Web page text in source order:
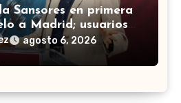
Sansores en primera
a Madrid; usuarios
austeridad
agosto 6, 2026